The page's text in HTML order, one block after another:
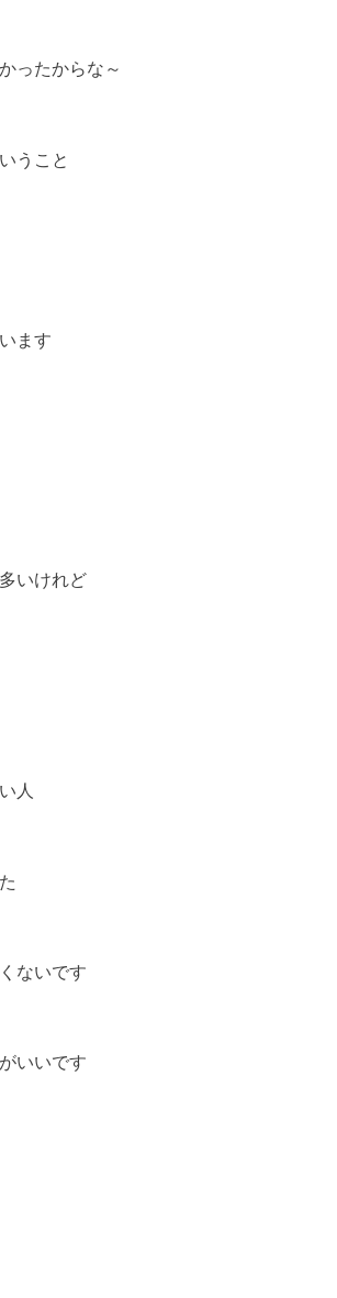
ったからな～
うこと
ます
いけれど
人
ないです
いいです